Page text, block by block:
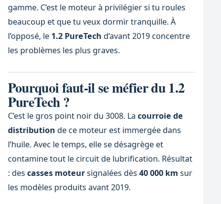
gamme. C’est le moteur à privilégier si tu roules
beaucoup et que tu veux dormir tranquille. À
l’opposé, le 1.2 PureTech d’avant 2019 concentre
les problèmes les plus graves.
Pourquoi faut-il se méfier du 1.2
PureTech ?
C’est le gros point noir du 3008. La courroie de
distribution de ce moteur est immergée dans
l’huile. Avec le temps, elle se désagrège et
contamine tout le circuit de lubrification. Résultat
: des casses moteursignalées dès 40 000 km sur
les modèles produits avant 2019.